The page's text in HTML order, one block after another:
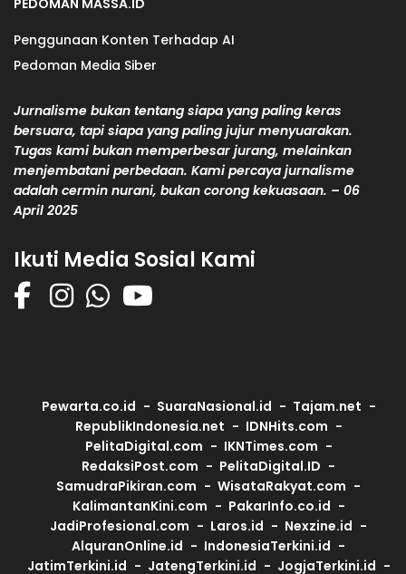
PEDOMAN MASSA.ID
Penggunaan Konten Terhadap AI
Pedoman Media Siber
Jurnalisme bukan tentang siapa yang paling keras
bersuara, tapi siapa yang paling jujur menyuarakan.
Tugas kami bukan memperbesar jurang, melainkan
menjembatani perbedaan. Kami percaya jurnalisme
adalah cermin nurani, bukan corong kekuasaan. – 06
April 2025
Ikuti Media Sosial Kami
Pewarta.co.id SuaraNasional.id
Tajam.net
RepublikIndonesia.net
IDNHits.com
PelitaDigital.com
IKNTimes.com
RedaksiPost.com
PelitaDigital.ID
SamudraPikiran.com
WisataRakyat.com
KalimantanKini.com
PakarInfo.co.id
JadiProfesional.com
Laros.id
Nexzine.id
AlquranOnline.id
IndonesiaTerkini.id
JatimTerkini.id
JatengTerkini.id JogjaTerkini.id